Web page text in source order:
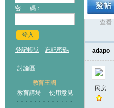
密 碼：
登入
登記帳號 忘記密碼
討論區
教育王國
教育講場
使用意見
查看:
adapo
民房